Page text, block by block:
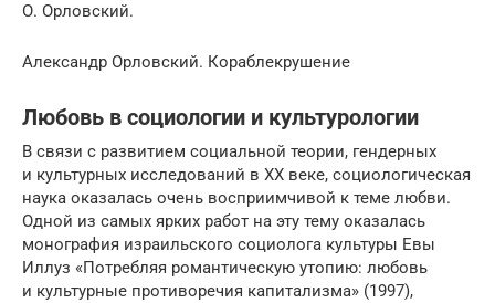
О. Орловский.
Александр Орловский. Кораблекрушение
Любовь в социологии и культурологии
В связи с развитием социальной теории, гендерных
и культурных исследований в XX веке, социологическая
наука оказалась очень восприимчивой к теме любви.
Одной из самых ярких работ на эту тему оказалась
монография израильского социолога культуры Евы
Иллуз «Потребляя романтическую утопию: любовь
и культурные противоречия капитализма» (1997),